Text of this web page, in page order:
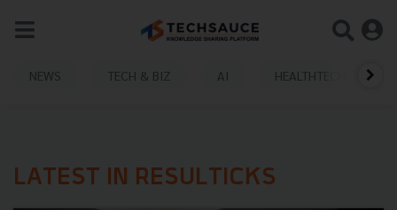
NEWS TECH & BIZ AI HEALTHTECH
LATEST IN RESULTICKS